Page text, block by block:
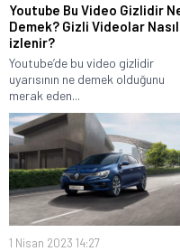
Youtube Bu Video Gizlidir
Demek? Gizli Videolar Nasıl
izlenir?
Youtube’de bu video gizlidir
uyarısının ne demek olduğunu
merak eden...
1 Nisan 2023 14:27